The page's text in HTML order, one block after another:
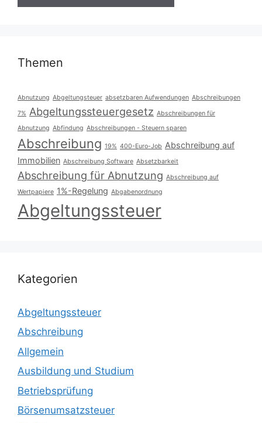
Themen
Abnutzung Abgeltungsteuer absetzbaren Aufwendungen Abschreibungen
7% Abgeltungssteuergesetz Abschreibungen für
Abnutzung Abfindung Abschreibungen - Steuern sparen
Abschreibung 19% 400-Euro-Job Abschreibung auf
Immobilien Abschreibung Software Absetzbarkeit
Abschreibung für Abnutzung Abschreibung auf
Wertpapiere 1%-Regelung Abgabenordnung
Abgeltungssteuer
Kategorien
Abgeltungssteuer
Abschreibung
Allgemein
Ausbildung und Studium
Betriebsprüfung
Börsenumsatzsteuer